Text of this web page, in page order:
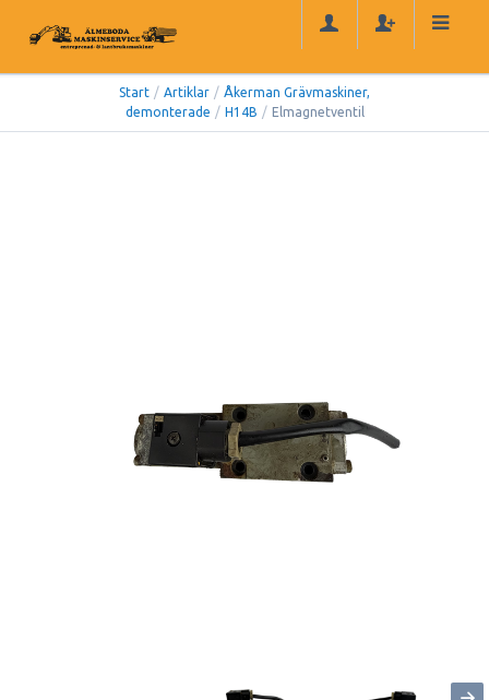
Start / Artiklar / Åkerman Grävmaskiner,
demonterade / H14B / Elmagnetventil